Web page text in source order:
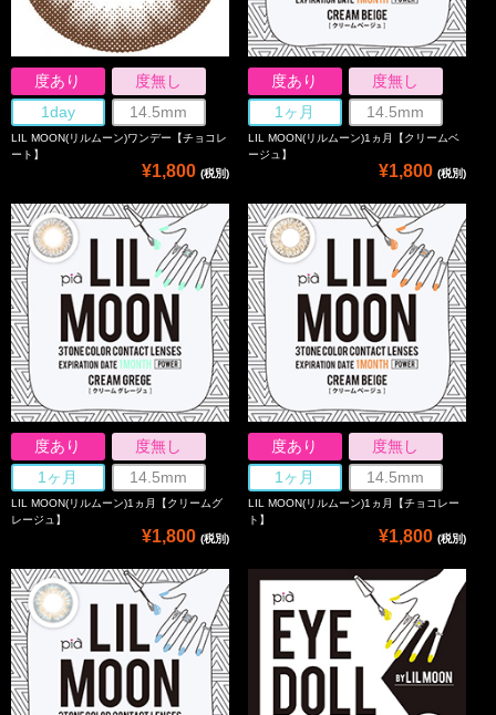
度あり
度無し
1day
14.5mm
LIL MOON(リルムーン)ワンデー【チョコレ
ート】
¥1,800 (税別)
度あり
度無し
1ヶ月
14.5mm
LIL MOON(リルムーン)1ヵ月【クリームベ
ージュ】
¥1,800 (税別)
度あり
度無し
1ヶ月
14.5mm
LIL MOON(リルムーン)1ヵ月【クリームグ
レージュ】
¥1,800 (税別)
度あり
度無し
1ヶ月
14.5mm
LIL MOON(リルムーン)1ヵ月【チョコレー
ト】
¥1,800 (税別)